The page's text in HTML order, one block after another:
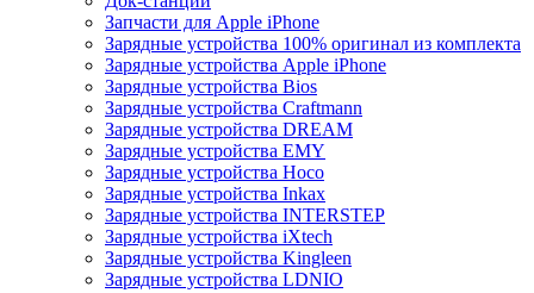
Запчасти для Apple iPhone
Зарядные устройства 100% оригинал из комплекта
Зарядные устройства Apple iPhone
Зарядные устройства Bios
Зарядные устройства Craftmann
Зарядные устройства DREAM
Зарядные устройства EMY
Зарядные устройства Hoco
Зарядные устройства Inkax
Зарядные устройства INTERSTEP
Зарядные устройства iXtech
Зарядные устройства Kingleen
Зарядные устройства LDNIO